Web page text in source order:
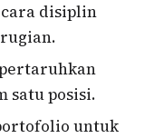
disiplin
satu posisi.
untuk